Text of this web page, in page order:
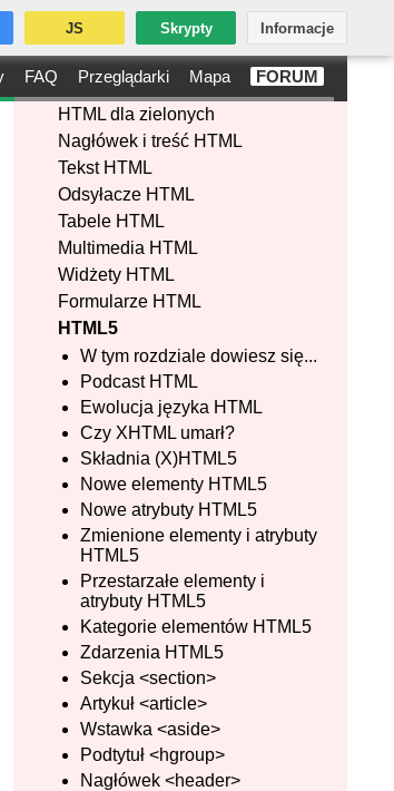
FAQ Przeglądarki Mapa FORUM
HTML dla zielonych
Nagłówek i treść HTML
Tekst HTML
Odsyłacze HTML
Tabele HTML
Multimedia HTML
Widżety HTML
Formularze HTML
HTML5
W tym rozdziale dowiesz się...
Podcast HTML
Ewolucja języka HTML
Czy XHTML umarł?
Składnia (X)HTML5
Nowe elementy HTML5
Nowe atrybuty HTML5
Zmienione elementy i atrybuty
HTML5
Przestarzałe elementy i
atrybuty HTML5
Kategorie elementów HTML5
Zdarzenia HTML5
Sekcja <section>
Artykuł <article>
Wstawka <aside>
Podtytuł <hgroup>
Nagłówek <header>
JS Skrypty Informacje